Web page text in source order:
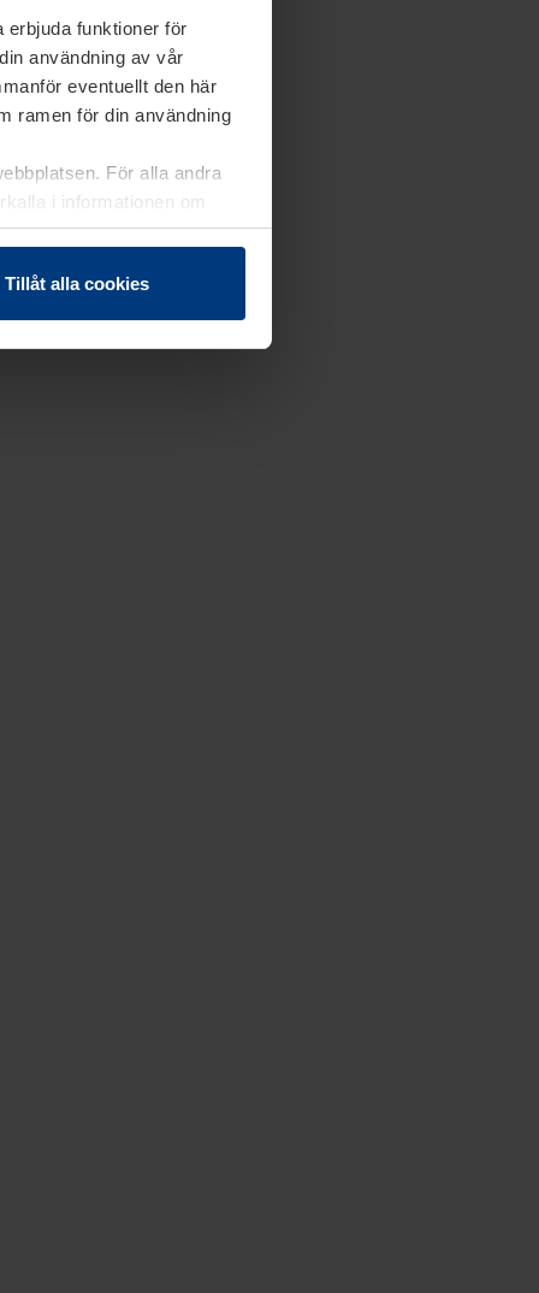
erbjuda funktioner för
användning av vår
eventuellt den här
ramen för din användning
För alla andra
i informationen om
Tillåt alla cookies